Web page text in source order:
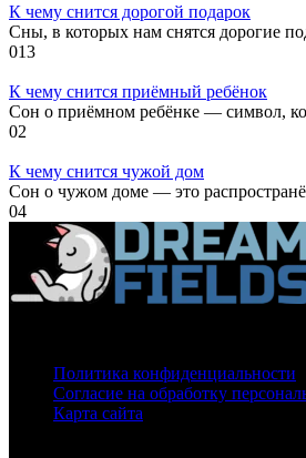
К чему снится дорогой подарок
Сны, в которых нам снятся дорогие
013
К чему снится приёмный ребёнок
Сон о приёмном ребёнке — символ,
02
К чему снится чужой дом
Сон о чужом доме — это
04
Политика конфиденциальности
Согласие на обработку
Карта сайта